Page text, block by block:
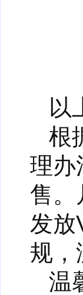
以
根
理办
售。
发放
规，
温